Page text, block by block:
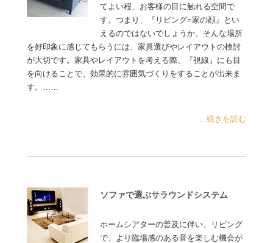
てよい程、お客様の目に触れる空間で
す。つまり、『リビング=家の顔』とい
えるのではないでしょうか。そんな場所
を好印象に感じてもらうには、家具選びやレイアウトの検討
が大切です。家具やレイアウトを考える際、『視線』にも目
を向けることで、効果的に雰囲気づくりをすることが出来ま
す。……
...続きを読む
ソファで選ぶサラウンドシステム
ホームシアターの普及に伴い、リビング
で、より臨場感のある音を楽しむ機会が